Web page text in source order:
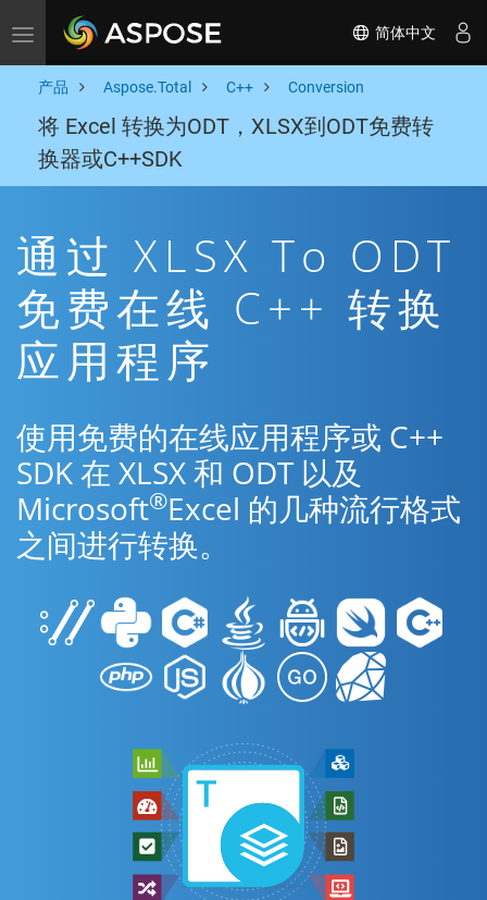
Toggle navigation 简体中文
产品 Aspose.Total C++ Conversion
将 Excel 转换为ODT，XLSX到ODT免费转
换器或C++SDK
通过 XLSX To ODT
免费在线 C++ 转换
应用程序
使用免费的在线应用程序或 C++
SDK 在 XLSX 和 ODT 以及
Microsoft®Excel 的几种流行格式
之间进行转换。